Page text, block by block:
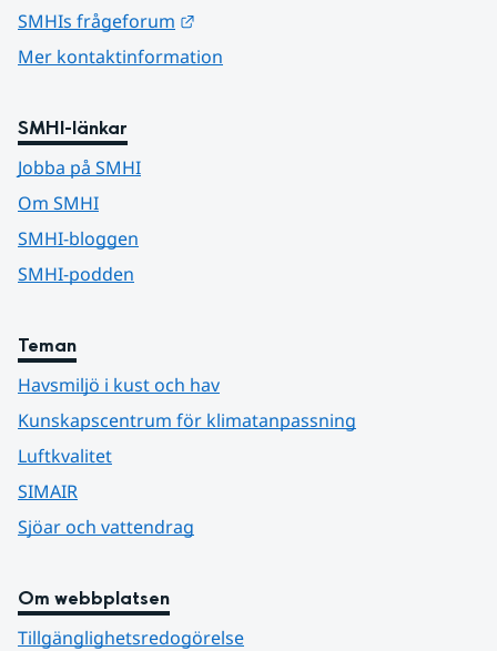
SMHIs frågeforum
Mer kontaktinformation
SMHI-länkar
Jobba på SMHI
Om SMHI
SMHI-bloggen
SMHI-podden
Teman
Havsmiljö i kust och hav
Kunskapscentrum för klimatanpassning
Luftkvalitet
SIMAIR
Sjöar och vattendrag
Om webbplatsen
Tillgänglighetsredogörelse